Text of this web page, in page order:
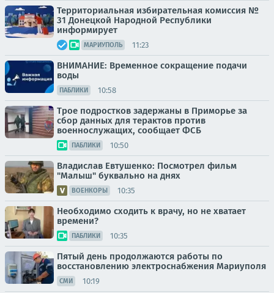
Территориальная избирательная комиссия №
31 Донецкой Народной Республики
информирует
МАРИУПОЛЬ 11:23
ВНИМАНИЕ: Временное сокращение подачи
воды
ПАБЛИКИ 10:58
Трое подростков задержаны в Приморье за
сбор данных для терактов против
военнослужащих, сообщает ФСБ
ПАБЛИКИ 10:50
Владислав Евтушенко: Посмотрел фильм
"Малыш" буквально на днях
ВОЕНКОРЫ 10:35
Необходимо сходить к врачу, но не хватает
времени?
ПАБЛИКИ 10:35
Пятый день продолжаются работы по
восстановлению электроснабжения Мариуполя
СМИ 10:19